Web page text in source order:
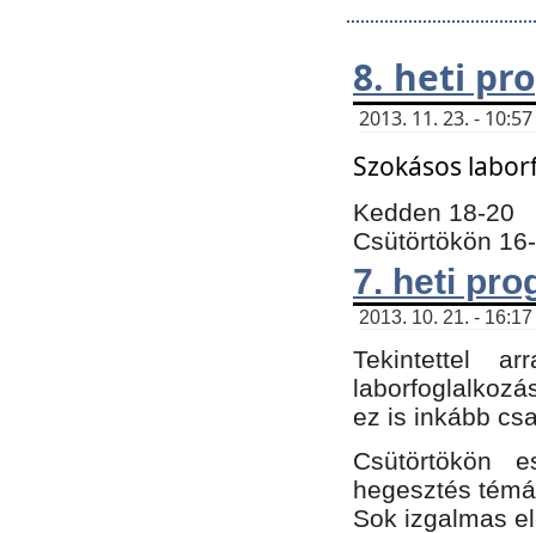
8. heti
2013. 11. 23. -
Szokásos
Kedden 18-20
Csütörtökön
7. heti
2013. 10. 21. -
Tekintettel
ez is inkább
Csütörtökön
hegesztés
Sok izgalmas